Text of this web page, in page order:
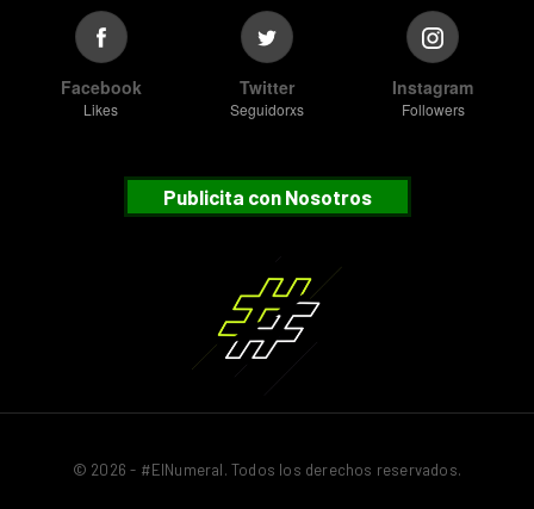
Facebook
Likes
Twitter
Seguidorxs
Instagram
Followers
Publicita con Nosotros
© 2026 - #ElNumeral. Todos los derechos reservados.